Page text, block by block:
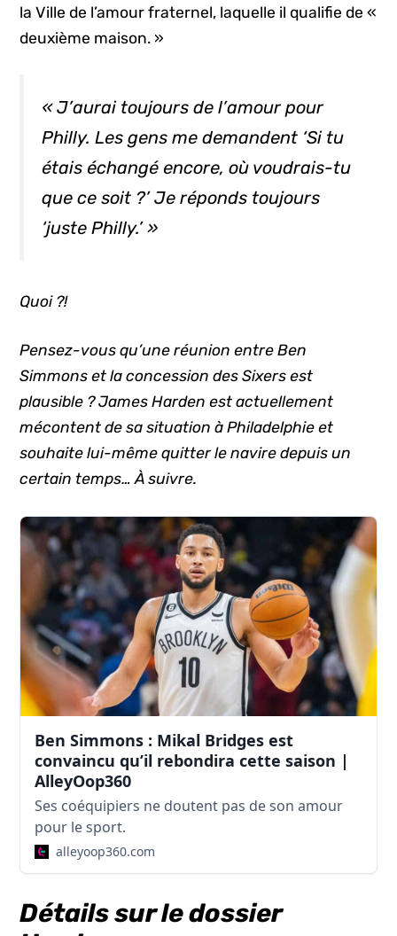
la Ville de l’amour fraternel, laquelle il qualifie de «
deuxième maison. »
« J’aurai toujours de l’amour pour
Philly. Les gens me demandent ‘Si tu
étais échangé encore, où voudrais-tu
que ce soit ?’ Je réponds toujours
‘juste Philly.’ »
Quoi ?!
Pensez-vous qu’une réunion entre Ben
Simmons et la concession des Sixers est
plausible ? James Harden est actuellement
mécontent de sa situation à Philadelphie et
souhaite lui-même quitter le navire depuis un
certain temps… À suivre.
Ben Simmons : Mikal Bridges est
convaincu qu’il rebondira cette saison |
AlleyOop360
Ses coéquipiers ne doutent pas de son amour
pour le sport.
alleyoop360.com
Détails sur le dossier